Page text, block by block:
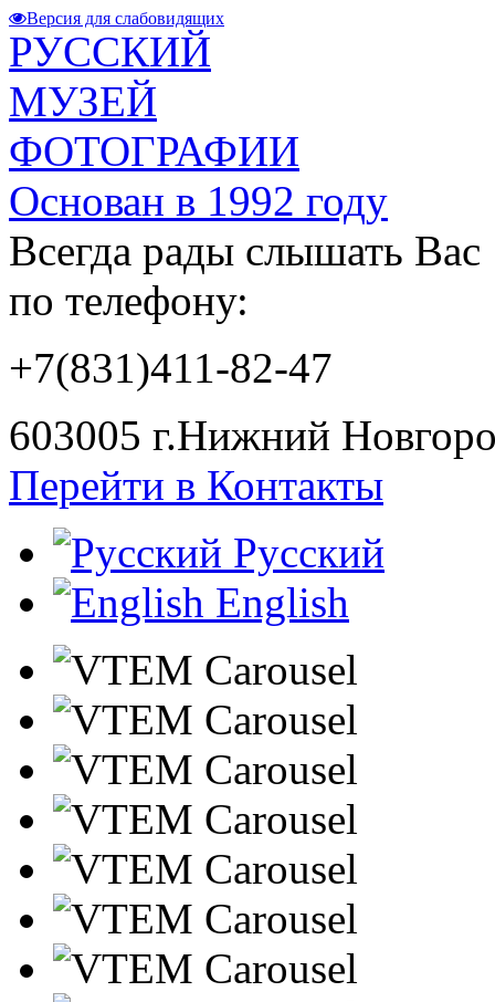
Версия для слабовидящих
РУССКИЙ
МУЗЕЙ
ФОТОГРАФИИ
Основан в 1992 году
Всегда рады слышать Вас
по телефону:
+7(831)411-82-47
603005 г.Нижний
Перейти в Контакты
Русский
English